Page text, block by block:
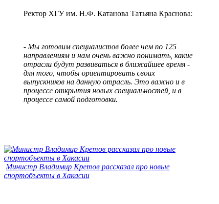
Ректор ХГУ им. Н.Ф. Катанова Татьяна Краснова:
- Мы готовим специалистов более чем по 125
направлениям и нам очень важно понимать, какие
отрасли будут развиваться в ближайшее время -
для того, чтобы ориентировать своих
выпускников на данную отрасль. Это важно и в
процессе открытия новых специальностей, и в
процессе самой подготовки.
Министр Владимир Кретов рассказал про новые
спортобъекты в Хакасии